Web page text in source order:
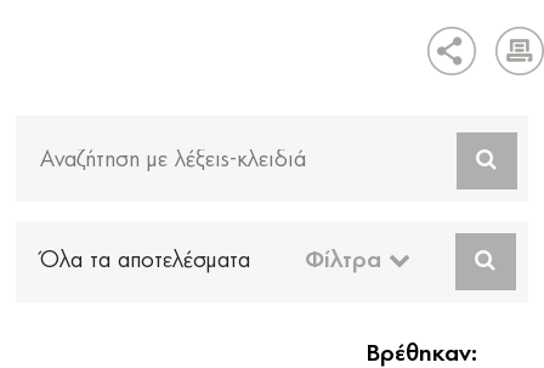
Όλα τα αποτελέσματα Φίλτρα
Βρέθηκαν: